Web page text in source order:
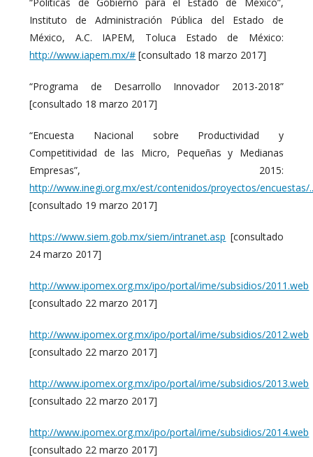
Instituto de Administración Pública del Estado de
México, A.C. IAPEM, Toluca Estado de México:
http://www.iapem.mx/# [consultado 18 marzo 2017]
“Programa de Desarrollo Innovador 2013-2018”
[consultado 18 marzo 2017]
“Encuesta Nacional sobre Productividad y
Competitividad de las Micro, Pequeñas y Medianas
Empresas”, 2015:
http://www.inegi.org.mx/est/contenidos/proyectos/encuestas/
[consultado 19 marzo 2017]
https://www.siem.gob.mx/siem/intranet.asp [consultado
24 marzo 2017]
http://www.ipomex.org.mx/ipo/portal/ime/subsidios/2011.web
[consultado 22 marzo 2017]
http://www.ipomex.org.mx/ipo/portal/ime/subsidios/2012.web
[consultado 22 marzo 2017]
http://www.ipomex.org.mx/ipo/portal/ime/subsidios/2013.web
[consultado 22 marzo 2017]
http://www.ipomex.org.mx/ipo/portal/ime/subsidios/2014.web
[consultado 22 marzo 2017]